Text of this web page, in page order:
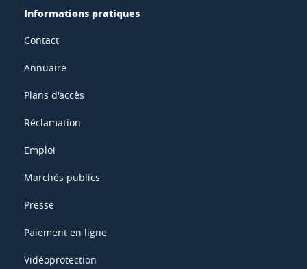
Informations pratiques
Contact
Annuaire
Plans d'accès
Réclamation
Emploi
Marchés publics
Presse
Paiement en ligne
Vidéoprotection